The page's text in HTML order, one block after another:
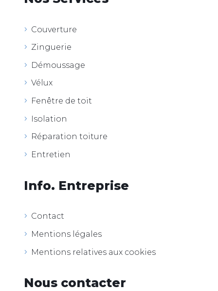
Couverture
Zinguerie
Démoussage
Vélux
Fenêtre de toit
Isolation
Réparation toiture
Entretien
Info. Entreprise
Contact
Mentions légales
Mentions relatives aux cookies
Nous contacter